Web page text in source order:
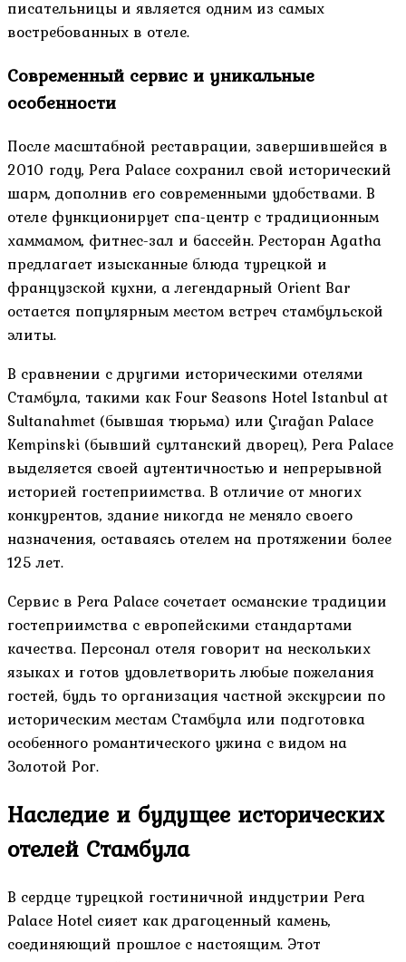
писательницы и является одним из самых
востребованных в отеле.
Современный сервис и уникальные
особенности
После масштабной реставрации, завершившейся в
2010 году, Pera Palace сохранил свой исторический
шарм, дополнив его современными удобствами. В
отеле функционирует спа-центр с традиционным
хаммамом, фитнес-зал и бассейн. Ресторан Agatha
предлагает изысканные блюда турецкой и
французской кухни, а легендарный Orient Bar
остается популярным местом встреч стамбульской
элиты.
В сравнении с другими историческими отелями
Стамбула, такими как Four Seasons Hotel Istanbul at
Sultanahmet (бывшая тюрьма) или Çırağan Palace
Kempinski (бывший султанский дворец), Pera Palace
выделяется своей аутентичностью и непрерывной
историей гостеприимства. В отличие от многих
конкурентов, здание никогда не меняло своего
назначения, оставаясь отелем на протяжении более
125 лет.
Сервис в Pera Palace сочетает османские традиции
гостеприимства с европейскими стандартами
качества. Персонал отеля говорит на нескольких
языках и готов удовлетворить любые пожелания
гостей, будь то организация частной экскурсии по
историческим местам Стамбула или подготовка
особенного романтического ужина с видом на
Золотой Рог.
Наследие и будущее исторических
отелей Стамбула
В сердце турецкой гостиничной индустрии Pera
Palace Hotel сияет как драгоценный камень,
соединяющий прошлое с настоящим. Этот